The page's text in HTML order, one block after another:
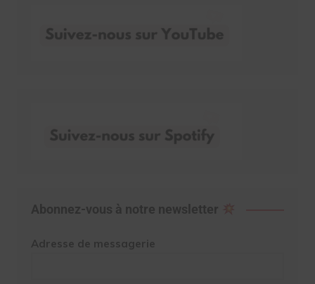
Abonnez-vous à notre newsletter
Adresse de messagerie